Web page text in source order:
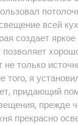
всей
создает
позволяет
не только
того, я
придающий
прежде
прекрасно